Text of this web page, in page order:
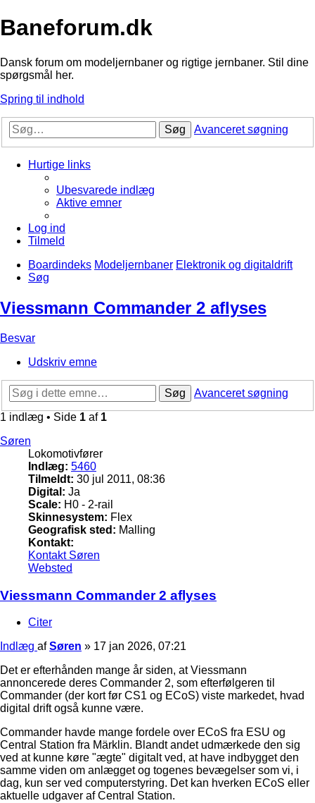
Baneforum.dk
Dansk forum om modeljernbaner og rigtige jernbaner. Stil dine
spørgsmål her.
Spring til indhold
Søg Avanceret søgning
Hurtige links
Ubesvarede indlæg
Aktive emner
Log ind
Tilmeld
Boardindeks Modeljernbaner Elektronik og digitaldrift
Søg
Viessmann Commander 2 aflyses
Besvar
Udskriv emne
Søg
Avanceret søgning
1 indlæg • Side 1 af 1
Søren
Lokomotivfører
Indlæg: 5460
Tilmeldt: 30 jul 2011, 08:36
Digital: Ja
Scale: H0 - 2-rail
Skinnesystem: Flex
Geografisk sted: Malling
Kontakt:
Kontakt Søren
Websted
Viessmann Commander 2 aflyses
Citer
Indlæg afSøren » 17 jan 2026, 07:21
Det er efterhånden mange år siden, at Viessmann
annoncerede deres Commander 2, som efterfølgeren til
Commander (der kort før CS1 og ECoS) viste markedet, hvad
digital drift også kunne være.
Commander havde mange fordele over ECoS fra ESU og
Central Station fra Märklin. Blandt andet udmærkede den sig
ved at kunne køre "ægte" digitalt ved, at have indbygget den
samme viden om anlægget og togenes bevægelser som vi, i
dag, kun ser ved computerstyring. Det kan hverken ECoS eller
aktuelle udgaver af Central Station.